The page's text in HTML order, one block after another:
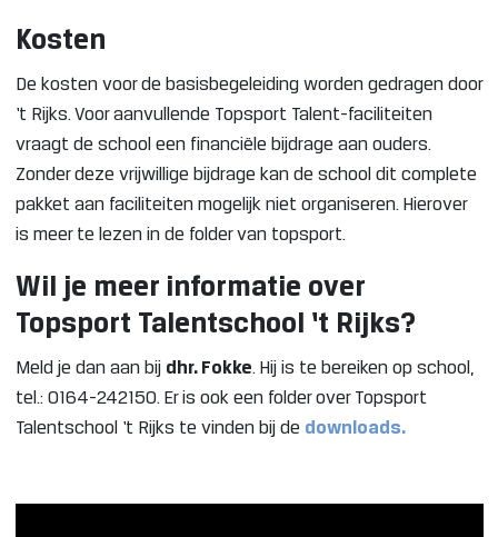
Kosten
De kosten voor de basisbegeleiding worden gedragen door
‘t Rijks. Voor aanvullende Topsport Talent-faciliteiten
vraagt de school een financiële bijdrage aan ouders.
Zonder deze vrijwillige bijdrage kan de school dit complete
pakket aan faciliteiten mogelijk niet organiseren. Hierover
is meer te lezen in de folder van topsport.
Wil je meer informatie over
Topsport Talentschool ‘t Rijks?
Meld je dan aan bij dhr. Fokke. Hij is te bereiken op school,
tel.: 0164-242150. Er is ook een folder over Topsport
Talentschool ‘t Rijks te vinden bij de downloads.